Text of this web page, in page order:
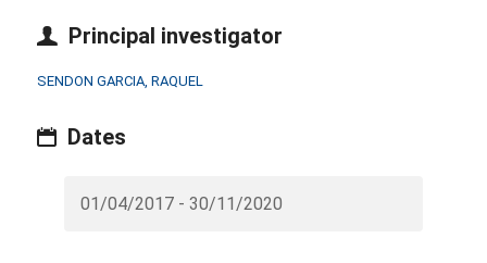
Principal investigator
SENDON GARCIA, RAQUEL
Dates
01/04/2017 - 30/11/2020